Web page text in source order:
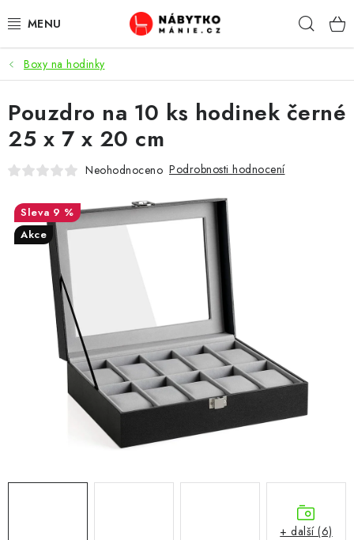
na
OBÝVACÍ POKOJ
KUCHYŇ A JÍDELNA
LOŽNICE
KANCELÁŘ / PRACOVNA
KOUPELNA A WC
PŘEDSÍŇ
CHOVATELSKÉ POTŘEBY
DOPLŇKY A DEKORACE
OSTATNÍ
Boxy na hodinky
Pouzdro na 10 ks hodinek černé
25 x 7 x 20 cm
Neohodnoceno Podrobnosti hodnocení
9 %
Akce
+ další (6)